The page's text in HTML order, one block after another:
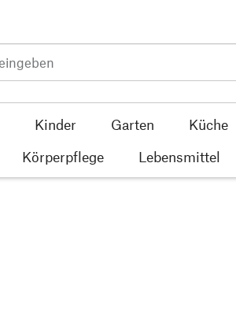
Kinder Garten Küche
Körperpflege Lebensmittel